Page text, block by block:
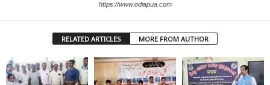
https://www.odiapua.com
RELATED ARTICLES MORE FROM AUTHOR